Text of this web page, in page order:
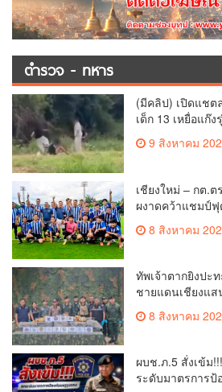
ตำรวจ - ทหาร
(มีคลิป) เปิดแชต
เด็ก 13 เหยื่อแก๊
เชียล พ่อ-ย่าลั่นฟ้
9 สิงหาคม
เชียงใหม่ – กต.
ผงาดคว้าแชมป์
8 สิงหาคม
ทัพเจ้าตากยิงปะ
ชายแดนเชียงแ
8 สิงหาคม
ผบช.ภ.5 สั่งเข้ม
ระดับมาตรการป้